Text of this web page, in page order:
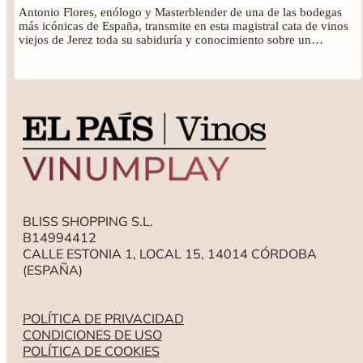
impulsando las exportaciones.
En ese período, en paralelo a la
construcción de la bodega La
al día de hoy, donde la 5ª
generación seguimos
manteniéndola como una
empresa familiar pero
de 100 países.
Antonio Flores, enólogo y Masterblender de una de las bodegas
más icónicas de España, transmite en esta magistral cata de vinos
viejos de Jerez toda su sabiduría y conocimiento sobre un
BLISS SHOPPING S.L.
B14994412
CALLE ESTONIA 1, LOCAL 15, 14014 CÓRDOBA
(ESPAÑA)
POLÍTICA DE PRIVACIDAD
CONDICIONES DE USO
POLÍTICA DE COOKIES